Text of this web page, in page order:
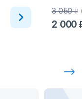
3 050
2 000